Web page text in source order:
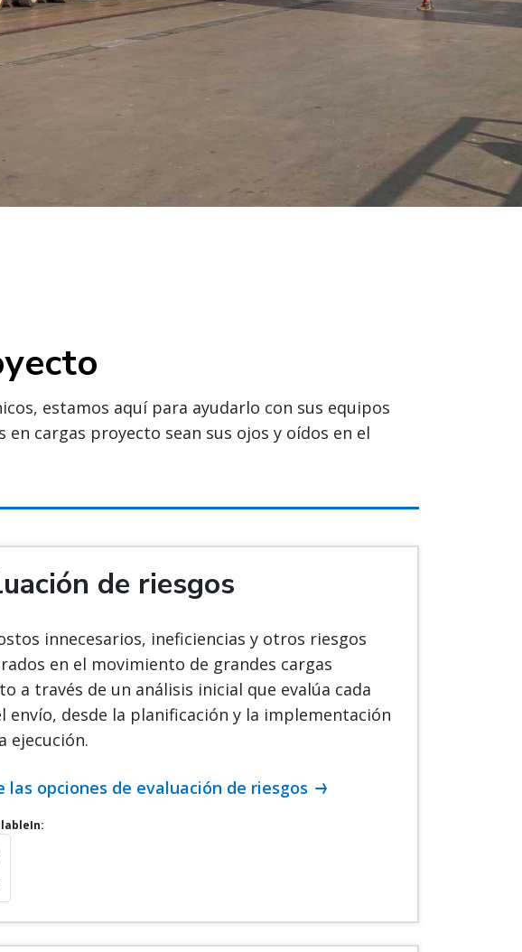
estamos aquí para ayudarlo con sus equipos
cargas proyecto sean sus ojos y oídos en el
de riesgos
innecesarios, ineficiencias y otros riesgos
en el movimiento de grandes cargas
a través de un análisis inicial que evalúa cada
envío, desde la planificación y la implementación
ejecución.
las opciones de evaluación de riesgos